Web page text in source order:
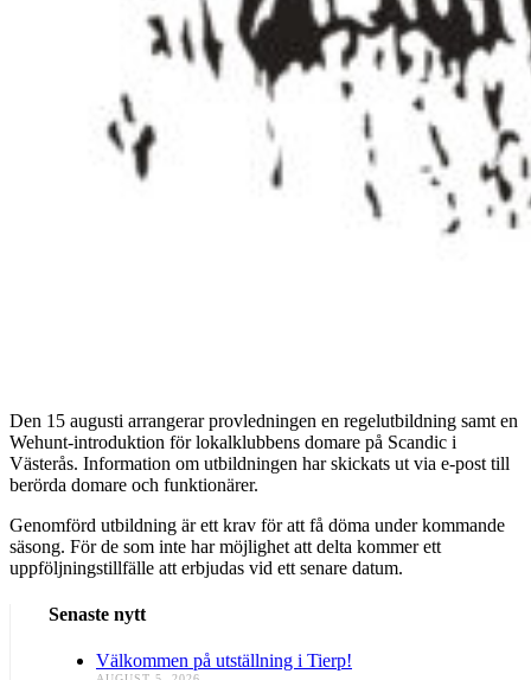
Den 15 augusti arrangerar provledningen en regelutbildning samt en
Wehunt-introduktion för lokalklubbens domare på Scandic i
Västerås. Information om utbildningen har skickats ut via e-post till
berörda domare och funktionärer.
Genomförd utbildning är ett krav för att få döma under kommande
säsong. För de som inte har möjlighet att delta kommer ett
uppföljningstillfälle att erbjudas vid ett senare datum.
Senaste nytt
Välkommen på utställning i Tierp!